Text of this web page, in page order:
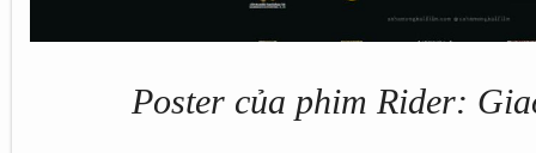
Poster của phim Rider: